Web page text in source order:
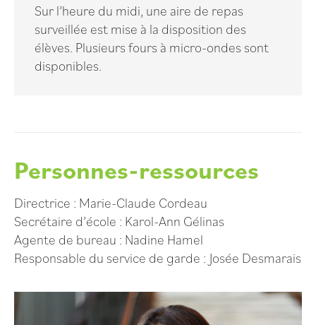
Sur l’heure du midi, une aire de repas
surveillée est mise à la disposition des
élèves. Plusieurs fours à micro-ondes sont
disponibles.
Personnes-ressources
Directrice : Marie-Claude Cordeau
Secrétaire d’école : Karol-Ann Gélinas
Agente de bureau : Nadine Hamel
Responsable du service de garde : Josée Desmarais